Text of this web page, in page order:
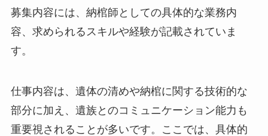
募集内容には、納棺師としての具体的な業務内
容、求められるスキルや経験が記載されていま
す。
仕事内容は、遺体の清めや納棺に関する技術的な
部分に加え、遺族とのコミュニケーション能力も
重要視されることが多いです。ここでは、具体的